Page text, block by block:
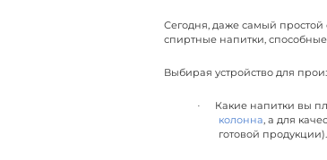
Сегодня, даже самый простой
спиртные напитки,
Выбирая устройство для
· Какие напитки вы
колонна, а для
готовой продукции).